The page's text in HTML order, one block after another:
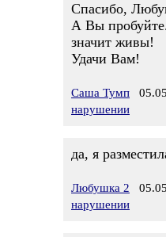
Спасибо,
А Вы
значит живы!
Удачи Вам!
Саша Тумп
нарушении
да, я
Любушка 2
нарушении